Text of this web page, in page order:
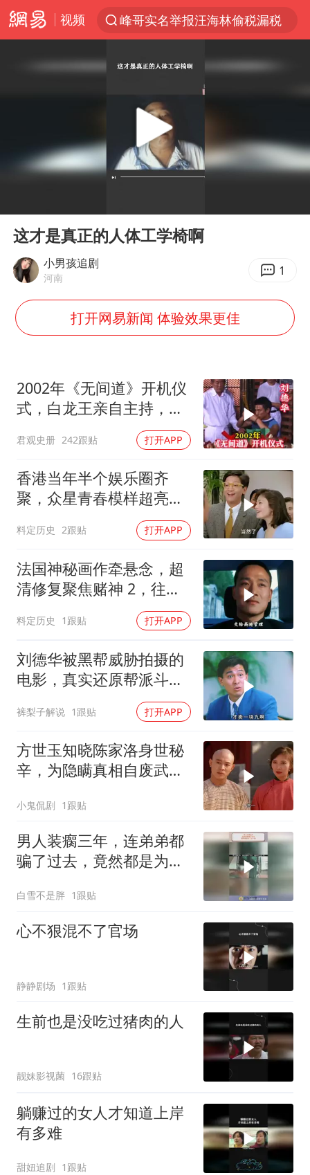
视频
峰哥实名举报汪海林偷税漏税
酒店回应车内过夜被收150元
名创优品一次性内裤 颜面尽失
“六爷”挂一颗出场
金饰克价一夜涨回1300元
女主硬加吻戏短剧已下架
包文婧：二胎很难一碗水端平
香港宏福苑火灾或由烟头引起
黄金创今年来最大单周涨幅
郑丽文：台湾从来没有“独立”过
网传《披荆斩棘2026》名单
人民的健康、体质、幸福一脉相承
Play
这才是真正的人体工学椅啊
小男孩追剧
河南 1
打开网易新闻 体验效果更佳
2002年《无间道》开机仪
式，白龙王亲自主持，预
君观史册 242跟贴 打开APP
香港当年半个娱乐圈齐
聚，众星青春模样超亮
眼，星爷现身瞬间惊艳
料定历史 2跟贴 打开APP
法国神秘画作牵悬念，超
清修复聚焦赌神 2，往昔
料定历史 1跟贴 打开APP
刘德华被黑帮威胁拍摄的
电影，真实还原帮派斗
裤梨子解说 1跟贴 打开APP
方世玉知晓陈家洛身世秘
辛，为隐瞒真相自废武
小鬼侃剧 1跟贴
男人装瘸三年，连弟弟都
骗了过去，竟然都是为了
白雪不是胖 1跟贴
心不狠混不了官场
静静剧场 1跟贴
生前也是没吃过猪肉的人
靓妹影视菌 16跟贴
躺赚过的女人才知道上岸
有多难
甜妞追剧 1跟贴